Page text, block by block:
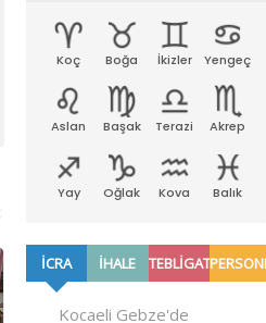
Koç Boğa İkizler Yengeç
Aslan Başak Terazi Akrep
Yay Oğlak Kova Balık